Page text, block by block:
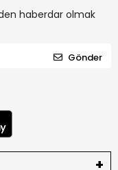
haberdar olmak
Gönder